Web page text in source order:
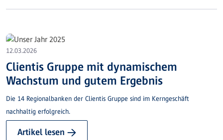
12.03.2026
Clientis Gruppe mit dynamischem
Wachstum und gutem Ergebnis
Die 14 Regionalbanken der Clientis Gruppe sind im Kerngeschäft
nachhaltig erfolgreich.
Artikel lesen →